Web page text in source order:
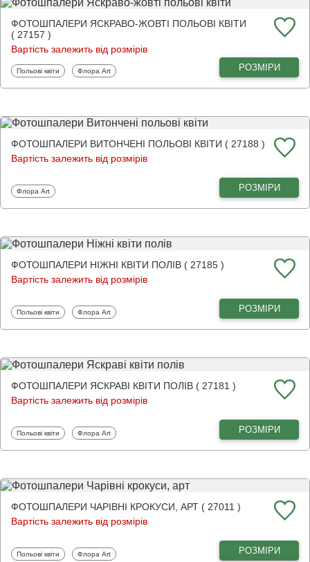
ФОТОШПАЛЕРИ ЯСКРАВО-ЖОВТІ ПОЛЬОВІ КВІТИ
( 27157 )
Вартість залежить від розмірів
Фотошпалери
Польові квіти Фотошпалери
Флора Art РОЗМІРИ
ФОТОШПАЛЕРИ ВИТОНЧЕНІ ПОЛЬОВІ КВІТИ ( 27188 )
Вартість залежить від розмірів
Фотошпалери
Флора Art РОЗМІРИ
ФОТОШПАЛЕРИ НІЖНІ КВІТИ ПОЛІВ ( 27185 )
Вартість залежить від розмірів
Фотошпалери
Польові квіти Фотошпалери
Флора Art РОЗМІРИ
ФОТОШПАЛЕРИ ЯСКРАВІ КВІТИ ПОЛІВ ( 27181 )
Вартість залежить від розмірів
Фотошпалери
Польові квіти Фотошпалери
Флора Art РОЗМІРИ
ФОТОШПАЛЕРИ ЧАРІВНІ КРОКУСИ, АРТ ( 27011 )
Вартість залежить від розмірів
Фотошпалери
Польові квіти Фотошпалери
Флора Art РОЗМІРИ